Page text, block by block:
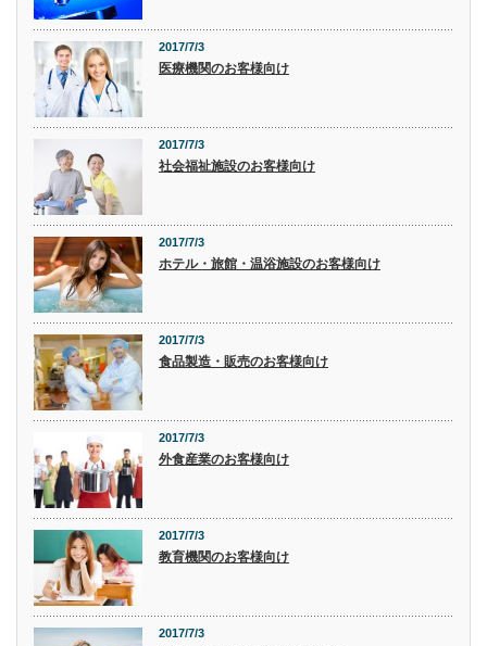
2017/7/3
医療機関のお客様向け
2017/7/3
社会福祉施設のお客様向け
2017/7/3
ホテル・旅館・温浴施設のお客様向け
2017/7/3
食品製造・販売のお客様向け
2017/7/3
外食産業のお客様向け
2017/7/3
教育機関のお客様向け
2017/7/3